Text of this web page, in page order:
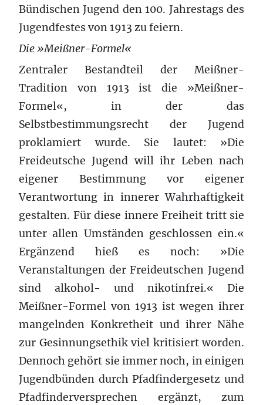
Bündischen Jugend den 100. Jahrestags des
Jugendfestes von 1913 zu feiern.
Die »Meißner-Formel«
Zentraler Bestandteil der Meißner-
Tradition von 1913 ist die »Meißner-
Formel«, in der das
Selbstbestimmungsrecht der Jugend
proklamiert wurde. Sie lautet: »Die
Freideutsche Jugend will ihr Leben nach
eigener Bestimmung vor eigener
Verantwortung in innerer Wahrhaftigkeit
gestalten. Für diese innere Freiheit tritt sie
unter allen Umständen geschlossen ein.«
Ergänzend hieß es noch: »Die
Veranstaltungen der Freideutschen Jugend
sind alkohol- und nikotinfrei.« Die
Meißner-Formel von 1913 ist wegen ihrer
mangelnden Konkretheit und ihrer Nähe
zur Gesinnungsethik viel kritisiert worden.
Dennoch gehört sie immer noch, in einigen
Jugendbünden durch Pfadfindergesetz und
Pfadfinderversprechen ergänzt, zum